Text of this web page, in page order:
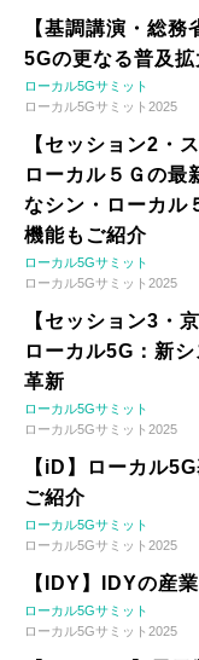
【基調講演・総
5Gの更なる普及
ローカル5Gサミット
ローカル5Gサミット2025
【セッション2・
ローカル５Ｇの
なシン・ローカル
機能もご紹介
ローカル5Gサミット
ローカル5Gサミット2025
【セッション3・
ローカル5G：新
革新
ローカル5Gサミット
ローカル5Gサミット2025
【iD】ローカル
ご紹介
ローカル5Gサミット
ローカル5Gサミット2025
【IDY】IDYの産
ローカル5Gサミット
ローカル5Gサミット2025